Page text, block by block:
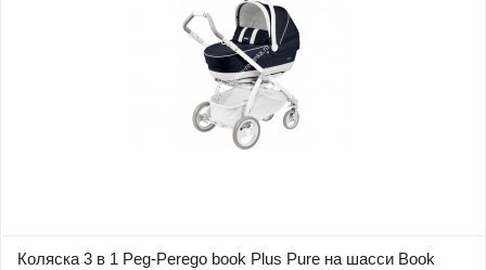
Коляска 3 в 1 Peg-Perego book Plus Pure на шасси Book